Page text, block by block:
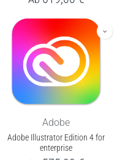
Adobe
Adobe Illustrator Edition 4 for
enterprise